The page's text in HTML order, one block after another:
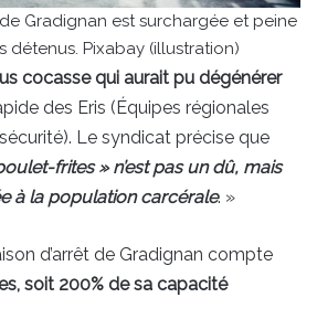
Gradignan est surchargée et peine
détenus. Pixabay (illustration)
cocasse qui aurait pu dégénérer
des Eris (Équipes régionales
Le syndicat précise que
frites » n’est pas un dû, mais
à la population carcérale. »
d’arrêt de Gradignan compte
soit 200% de sa capacité